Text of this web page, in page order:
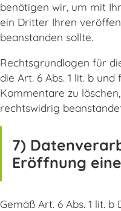
benötigen wir, um mit
ein Dritter Ihren
beanstanden sollte.
Rechtsgrundlagen für
die Art. 6 Abs. 1 lit. b
Kommentare zu
rechtswidrig
7)
Eröffnung
Gemäß Art. 6 Abs. 1 lit. b